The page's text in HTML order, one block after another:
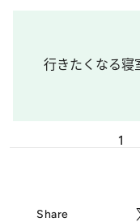
行きたくなる
1
Share